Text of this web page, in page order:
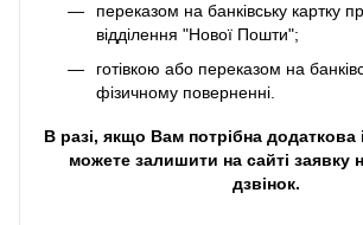
переказом на банківську картку
відділення "Нової Пошти";
готівкою або переказом на
фізичному поверненні.
В разі, якщо Вам потрібна додаткова
можете залишити на сайті заявку
дзвінок.